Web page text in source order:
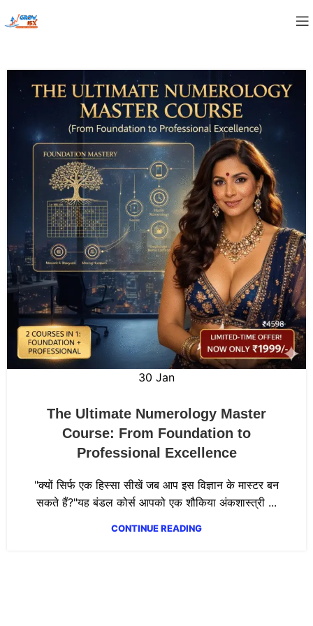
30 Jan
The Ultimate Numerology Master
Course: From Foundation to
Professional Excellence
"क्यों सिर्फ एक हिस्सा सीखें जब आप इस विज्ञान के मास्टर बन
सकते हैं?"यह बंडल कोर्स आपको एक शौकिया अंकशास्त्री ...
CONTINUE READING